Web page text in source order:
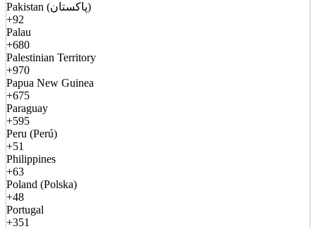
Pakistan (پاکستان)
+92
Palau
+680
Palestinian Territory
+970
Papua New Guinea
+675
Paraguay
+595
Peru (Perú)
+51
Philippines
+63
Poland (Polska)
+48
Portugal
+351